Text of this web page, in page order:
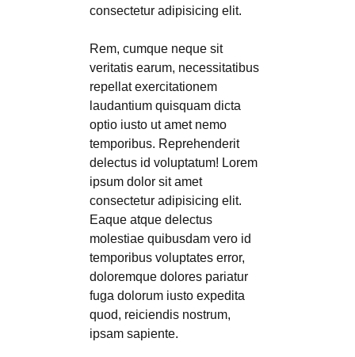
consectetur adipisicing elit.
Rem, cumque neque sit
veritatis earum, necessitatibus
repellat exercitationem
laudantium quisquam dicta
optio iusto ut amet nemo
temporibus. Reprehenderit
delectus id voluptatum! Lorem
ipsum dolor sit amet
consectetur adipisicing elit.
Eaque atque delectus
molestiae quibusdam vero id
temporibus voluptates error,
doloremque dolores pariatur
fuga dolorum iusto expedita
quod, reiciendis nostrum,
ipsam sapiente.